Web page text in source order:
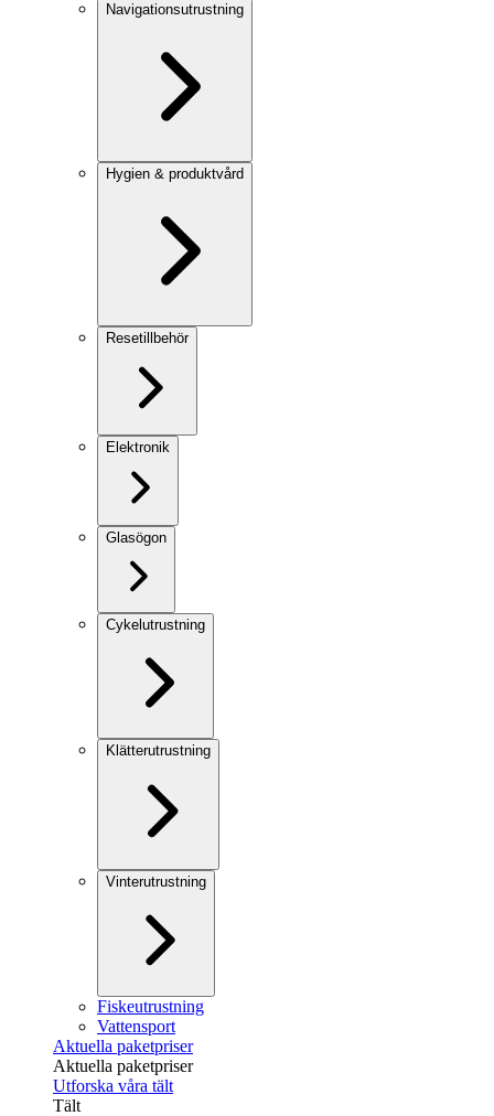
Navigationsutrustning
Hygien & produktvård
Resetillbehör
Elektronik
Glasögon
Cykelutrustning
Klätterutrustning
Vinterutrustning
Fiskeutrustning
Vattensport
Aktuella paketpriser
Aktuella paketpriser
Utforska våra tält
Tält